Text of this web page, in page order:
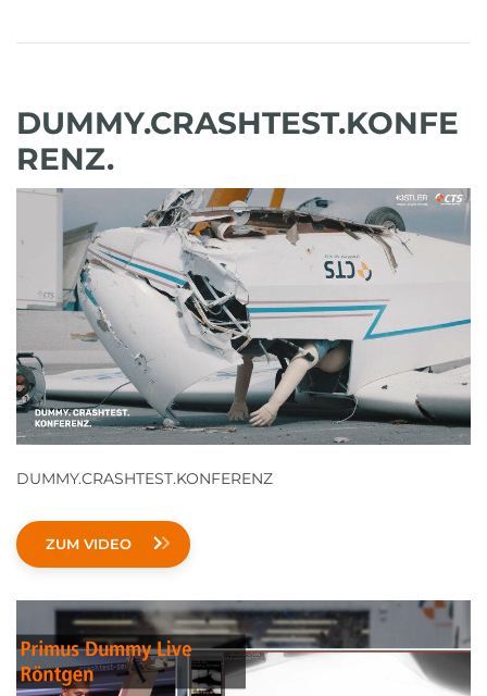
DUMMY.CRASHTEST.KONFE
RENZ.
DUMMY.CRASHTEST.KONFERENZ
ZUM VIDEO